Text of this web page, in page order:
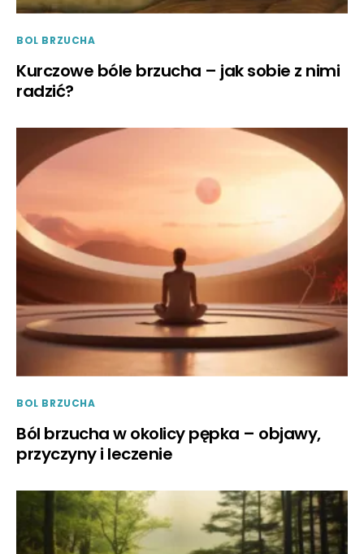
BOL BRZUCHA
Kurczowe bóle brzucha – jak sobie z nimi
radzić?
BOL BRZUCHA
Ból brzucha w okolicy pępka – objawy,
przyczyny i leczenie